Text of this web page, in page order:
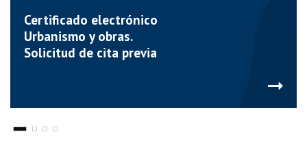
Certificado electrónico
Urbanismo y obras.
Solicitud de cita previa